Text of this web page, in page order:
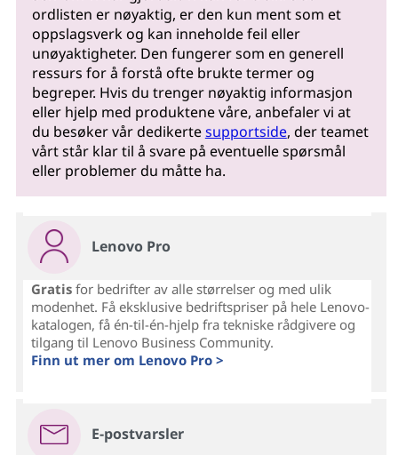
ordlisten er nøyaktig, er den kun ment som et
oppslagsverk og kan inneholde feil eller
unøyaktigheter. Den fungerer som en generell
ressurs for å forstå ofte brukte termer og
begreper. Hvis du trenger nøyaktig informasjon
eller hjelp med produktene våre, anbefaler vi at
du besøker vår dedikertesupportside, der teamet
vårt står klar til å svare på eventuelle spørsmål
eller problemer du måtte ha.
Lenovo Pro
Gratisfor bedrifter av alle størrelser og med ulik
modenhet. Få eksklusive bedriftspriser på hele Lenovo-
katalogen, få én-til-én-hjelp fra tekniske rådgivere og
tilgang til Lenovo Business Community.
Finn ut mer om Lenovo Pro >
E-postvarsler